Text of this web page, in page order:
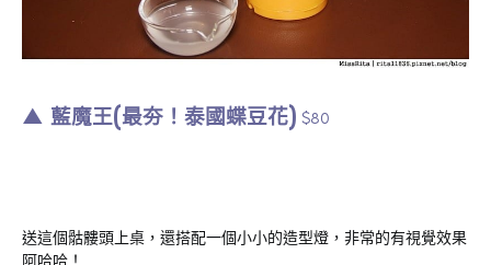
▲ 藍魔王(最夯！泰國蝶豆花) $80
送這個骷髏頭上桌，還搭配一個小小的造型燈，非常的有視覺效果
阿哈哈！